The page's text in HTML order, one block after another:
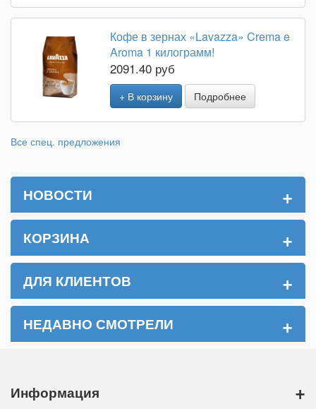
Кофе в зернах «Lavazza» Crema e
Aroma 1 килограмм!
2091.40 руб
+ В корзину Подробнее
Все спец. предложения
НОВОСТИ +
КОРЗИНА +
ДЛЯ КЛИЕНТОВ +
НЕДАВНО СМОТРЕЛИ +
Информация +